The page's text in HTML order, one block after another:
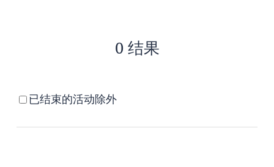
0 结果
已结束的活动除外